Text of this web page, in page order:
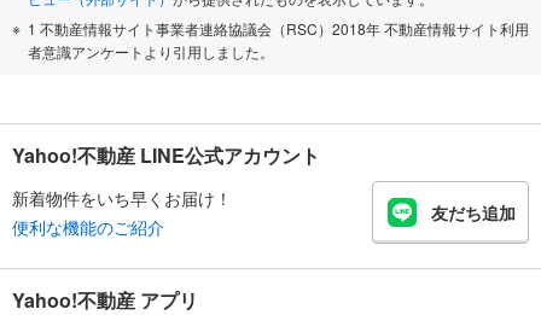
1 不動産情報サイト事業者連絡協議会（RSC）2018年 不動産情報サイト利用
者意識アンケートより引用しました。
Yahoo!不動産 LINE公式アカウント
新着物件をいち早くお届け！
便利な機能のご紹介
友だち追加
Yahoo!不動産 アプリ